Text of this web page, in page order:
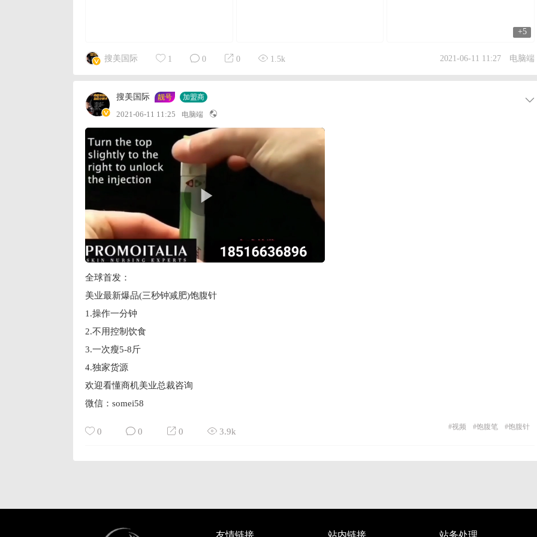
+5
搜美国际 1 0 0 1.5k 2021-06-11 11:27 电脑端
搜美国际 靓号 加盟商
2021-06-11 11:25 电脑端
全球首发：
美业最新爆品(三秒钟减肥)饱腹针
1.操作一分钟
2.不用控制饮食
3.一次瘦5-8斤
4.独家货源
欢迎看懂商机美业总裁咨询
微信：somei58
0 0 0 3.9k #视频 #饱腹笔 #饱腹针
友情链接 站内链接 站务处理